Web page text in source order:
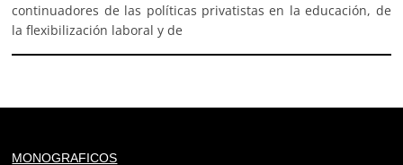
continuadores de las políticas privatistas en la educación, de
la flexibilización laboral y de
MONOGRAFICOS